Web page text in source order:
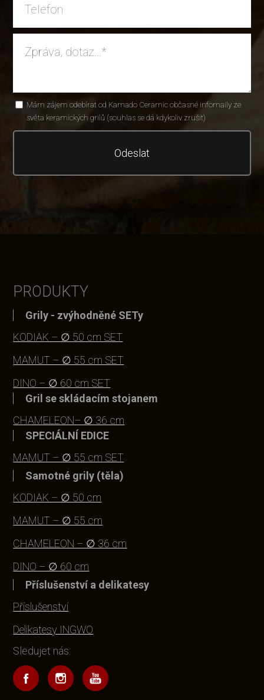
Mám zájem odebírat od Kamado Ceramic občasné infomaily ze
světa keramických grilů (souhlas se dá kdykoliv zrušit)
Odeslat
PRODUKTY
Grily - zvýhodněné SETy
KODIAK – ∅ 50 cm SET
MAMUT – ∅ 55 cm SET
DINO – ∅ 60 cm SET
Gril se skládacím stojanem
CHAMELEON– ∅ 36 cm
SPECIÁLNÍ EDICE
MAMUT – ∅ 55 cm SET
Samotné grily (těla)
KODIAK – ∅ 50 cm
MAMUT – ∅ 55 cm
CHAMELEON – ∅ 36 cm
DINO – ∅ 60 cm
Příslušenství a delikatesy
Příslušenství
Delikatesy INGWO
Sledujet nás: